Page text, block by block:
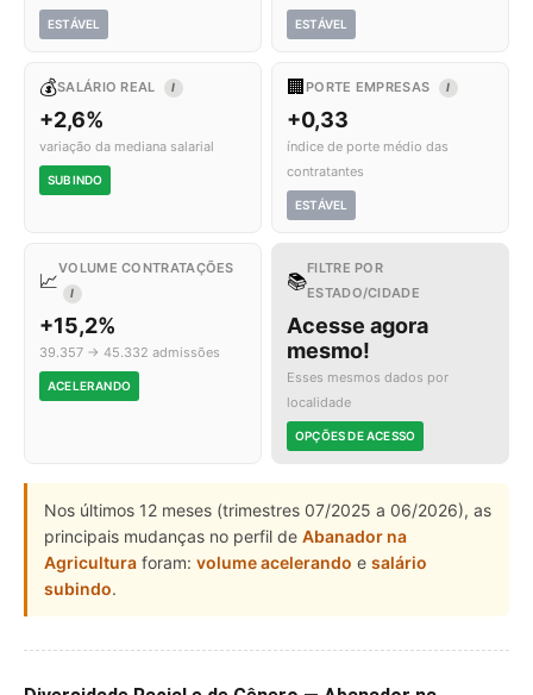
ESTÁVEL ESTÁVEL
💰SALÁRIO REAL I
+2,6%
variação da mediana salarial
SUBINDO
🏢 PORTE EMPRESAS I
+0,33
índice de porte médio das
contratantes
ESTÁVEL
📈
VOLUME CONTRATAÇÕES
I
+15,2%
39.357 → 45.332 admissões
ACELERANDO
📚
FILTRE POR
ESTADO/CIDADE
Acesse agora
mesmo!
Esses mesmos dados por
localidade
OPÇÕES DE ACESSO
Nos últimos 12 meses (trimestres 07/2025 a 06/2026), as
principais mudanças no perfil de Abanador na
Agricultura foram: volume acelerando e salário
subindo.